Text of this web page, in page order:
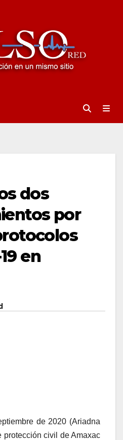
dos
por
en
de 2020 (Ariadna
protección civil de Amaxac